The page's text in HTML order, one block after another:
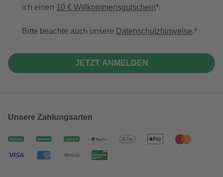
ich einen 10 € Willkommensgutschein*.
Bitte beachte auch unsere Datenschutzhinweise.
JETZT ANMELDEN
Unsere Zahlungsarten